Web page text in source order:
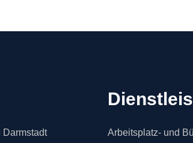
Arbeitsplatz- und